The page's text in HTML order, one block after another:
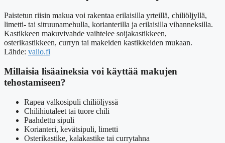
Paistetun riisin makua voi rakentaa erilaisilla yrteillä, chiliöljyllä,
limetti- tai sitruunamehulla, korianterilla ja erilaisilla vihanneksilla.
Kastikkeen makuvivahde vaihtelee soijakastikkeen,
osterikastikkeen, curryn tai makeiden kastikkeiden mukaan.
Lähde: valio.fi
Millaisia lisäaineksia voi käyttää makujen
tehostamiseen?
Rapea valkosipuli chiliöljyssä
Chilihiutaleet tai tuore chili
Paahdettu sipuli
Korianteri, kevätsipuli, limetti
Osterikastike, kalakastike tai currytahna